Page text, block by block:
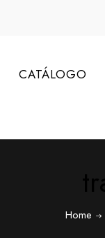
CATÁLOGO
Home